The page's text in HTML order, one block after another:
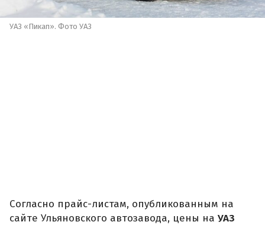
УАЗ «Пикап». Фото УАЗ
Согласно прайс-листам, опубликованным на
сайте Ульяновского автозавода, цены на УАЗ